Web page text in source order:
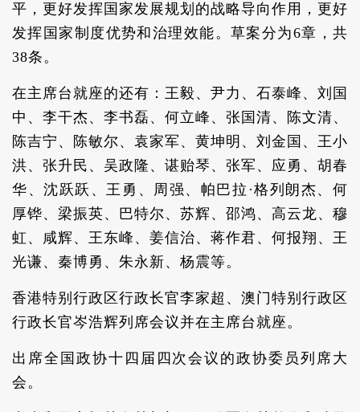
平，更好发挥国家发展规划的战略导向作用，更好
发挥国家制度优势和治理效能。草案分为6章，共
38条。
在主席台就座的还有：王毅、尹力、石泰峰、刘国
中、李干杰、李书磊、何立峰、张国清、陈文清、
陈吉宁、陈敏尔、袁家军、黄坤明、刘金国、王小
洪、张升民、吴政隆、谌贻琴、张军、应勇、胡春
华、沈跃跃、王勇、周强、帕巴拉·格列朗杰、何
厚铧、梁振英、巴特尔、苏辉、邵鸿、高云龙、穆
虹、咸辉、王东峰、姜信治、蒋作君、何报翔、王
光谦、秦博勇、朱永新、杨震等。
香港特别行政区行政长官李家超、澳门特别行政区
行政长官岑浩辉列席会议并在主席台就座。
出席全国政协十四届四次会议的政协委员列席大
会。